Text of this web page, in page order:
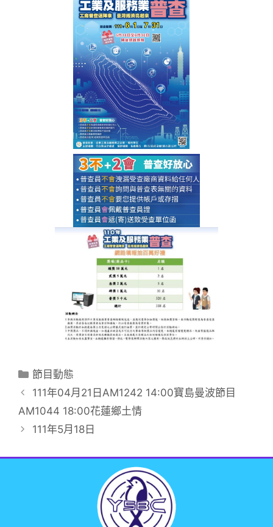
節目動態
111年04月21日AM1242 14:00寶島曼波節目
AM1044 18:00花蓮鄉土情
111年5月18日